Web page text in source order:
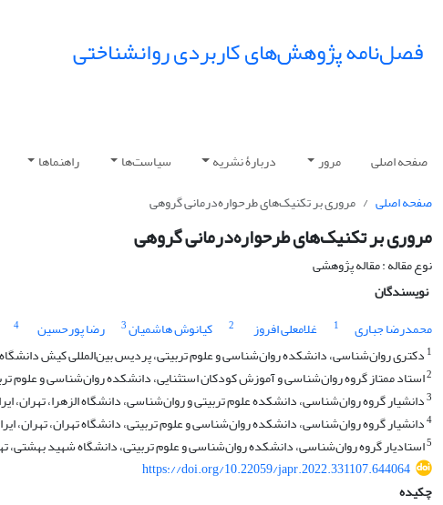
فصل‌نامه پژوهش‌های کاربردی روانشناختی
صفحه اصلی مرور دربارۀ نشریه سیاست‌ها راهنماها
صفحه اصلی
مروری بر تکنیک‌های طرحواره‌درمانی گروهی
مروری بر تکنیک‌های طرحواره‌درمانی گروهی
نوع مقاله : مقاله پژوهشی
نویسندگان
محمدرضا جباری
1 غلامعلی افروز 2 کیانوش هاشمیان3 رضا پورحسین 4
1 دکتری روان‌شناسی، دانشکده روان‌شناسی و علوم تربیتی، پردیس بین‌المللی کیش
2استاد ممتاز گروه روان‌شناسی و آموزش کودکان استثنایی، دانشکده روان‌شناسی و علوم
3دانشیار گروه روان‌شناسی، دانشکده علوم تربیتی و روان‌شناسی، دانشگاه الزهرا، تهران،
4دانشیار گروه روان‌شناسی، دانشکده روان‌شناسی و علوم تربیتی، دانشگاه تهران، تهران،
5استادیار گروه روان‌شناسی، دانشکده روان‌شناسی و علوم تربیتی، دانشگاه شهید بهشتی،
https://doi.org/10.22059/japr.2022.331107.644064
چکیده